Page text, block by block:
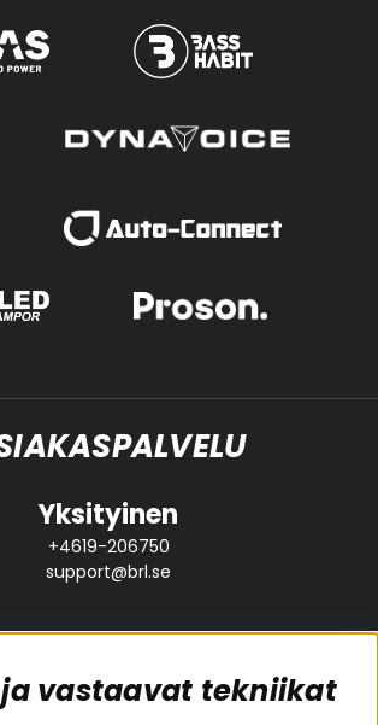
Yksityinen
+4619-206750
support@brl.se
vastaavat tekniikat